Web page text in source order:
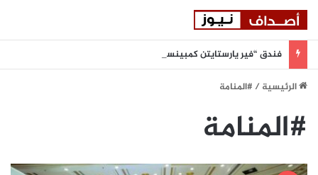
الرئيسية/ #المنامة
#المنامة